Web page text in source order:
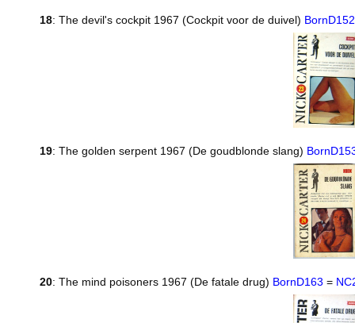
18: The devil's cockpit 1967 (Cockpit voor de duivel) BornD152
19: The golden serpent 1967 (De goudblonde slang)
20: The mind poisoners 1967 (De fatale drug) BornD163 =